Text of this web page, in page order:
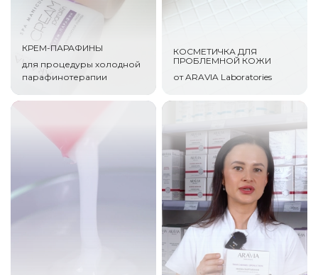
КРЕМ-ПАРАФИНЫ
для процедуры холодной
парафинотерапии
КОСМЕТИЧКА ДЛЯ
ПРОБЛЕМНОЙ КОЖИ
от ARAVIA Laboratories